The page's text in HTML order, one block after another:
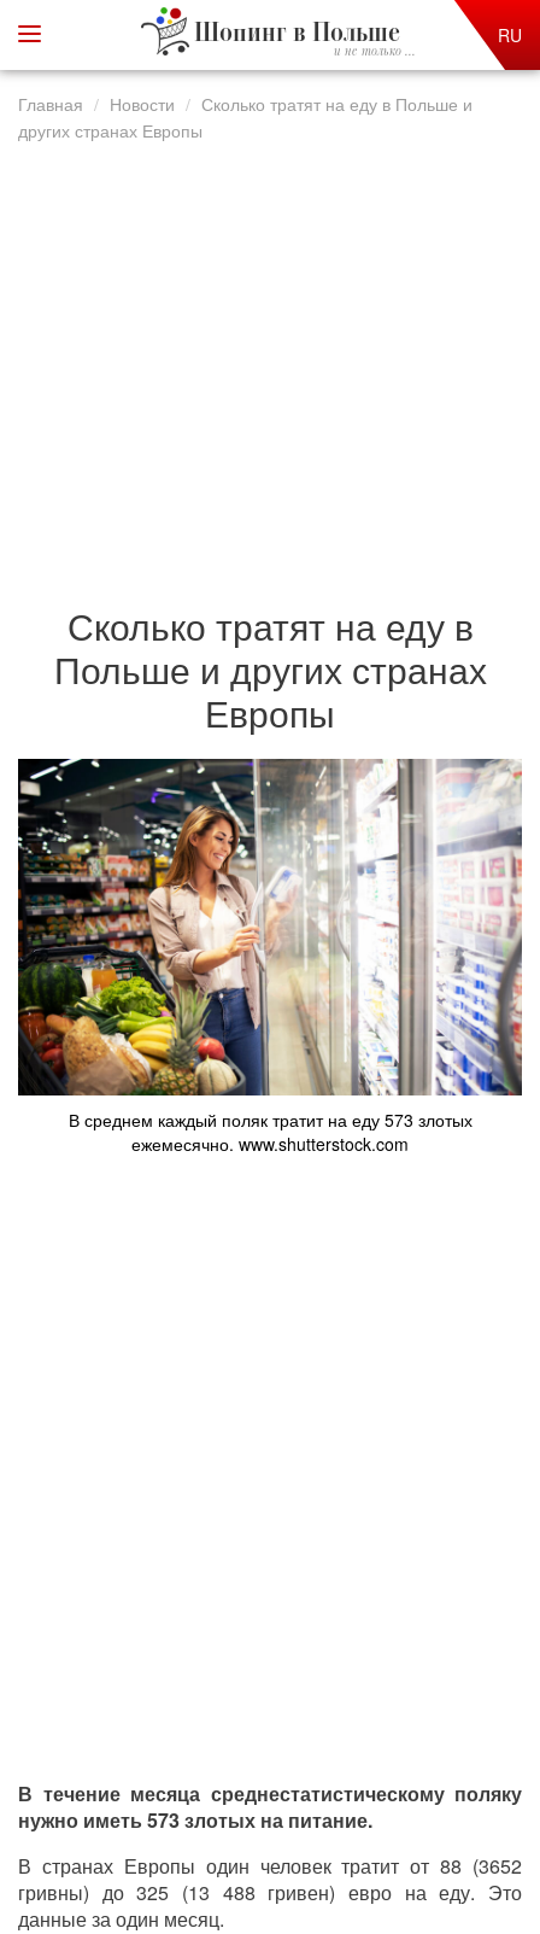
Шопинг в Польше
и не только ...
RU
Главная Новости
Сколько тратят на еду в Польше и
других странах Европы
Сколько тратят на еду в
Польше и других странах
Европы
В среднем каждый поляк тратит на еду 573 злотых
ежемесячно. www.shutterstock.com
В течение месяца среднестатистическому поляку
нужно иметь 573 злотых на питание.
В странах Европы один человек тратит от 88 (3652
гривны) до 325 (13 488 гривен) евро на еду. Это
данные за один месяц.